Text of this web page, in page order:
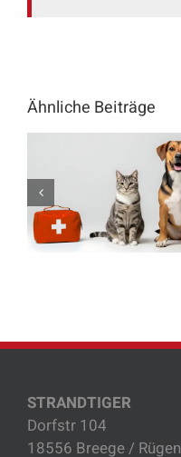
Ähnliche Beiträge
STRANDTIGER
Dorfstr 104
18556 Breege / Rügen